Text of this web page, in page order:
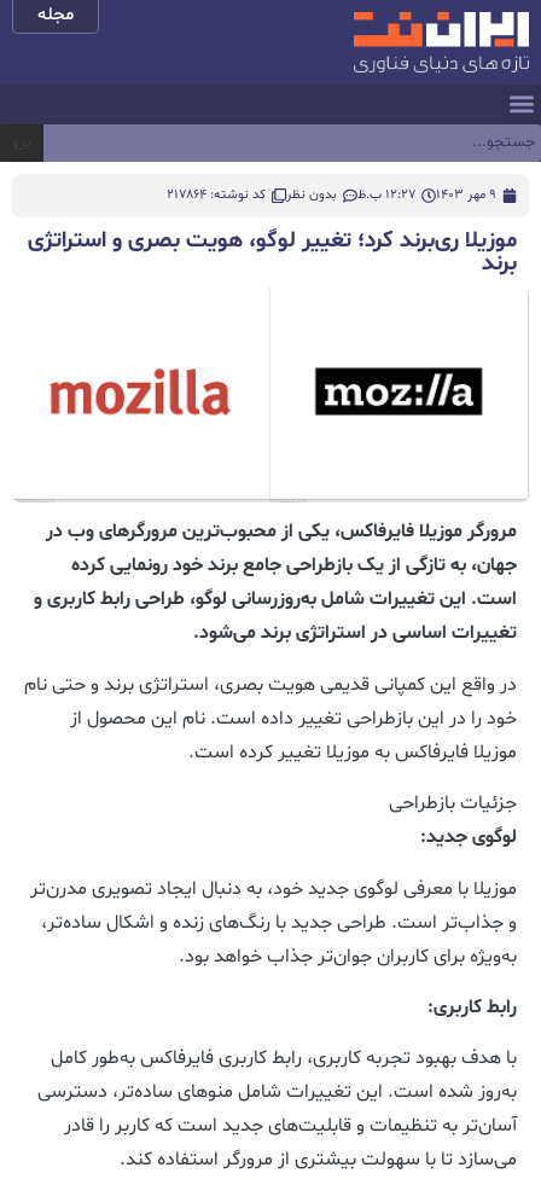
مجله
9 مهر 1403 12:27 ب.ظ بدون نظر کد نوشته: 217864
موزیلا ری‌برند کرد؛ تغییر لوگو، هویت بصری و استراتژی
برند
مرورگر موزیلا فایرفاکس، یکی از محبوب‌ترین مرورگرهای وب در
جهان، به تازگی از یک بازطراحی جامع برند خود رونمایی کرده
است. این تغییرات شامل به‌روزرسانی لوگو، طراحی رابط کاربری و
تغییرات اساسی در استراتژی برند می‌شود.
در واقع این کمپانی قدیمی هویت بصری، استراتژی برند و حتی نام
خود را در این بازطراحی تغییر داده است. نام این محصول از
موزیلا فایرفاکس به موزیلا تغییر کرده است.
جزئیات بازطراحی
لوگوی جدید:
موزیلا با معرفی لوگوی جدید خود، به دنبال ایجاد تصویری مدرن‌تر
و جذاب‌تر است. طراحی جدید با رنگ‌های زنده و اشکال ساده‌تر،
به‌ویژه برای کاربران جوان‌تر جذاب خواهد بود.
رابط کاربری:
با هدف بهبود تجربه کاربری، رابط کاربری فایرفاکس به‌طور کامل
به‌روز شده است. این تغییرات شامل منوهای ساده‌تر، دسترسی
آسان‌تر به تنظیمات و قابلیت‌های جدید است که کاربر را قادر
می‌سازد تا با سهولت بیشتری از مرورگر استفاده کند.